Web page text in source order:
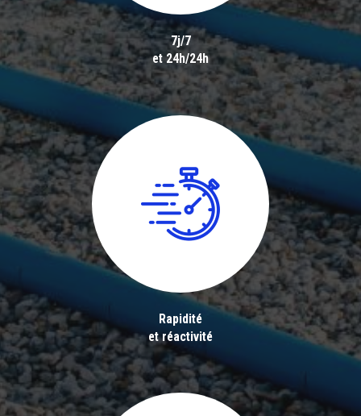
7j/7
et 24h/24h
Rapidité
et réactivité